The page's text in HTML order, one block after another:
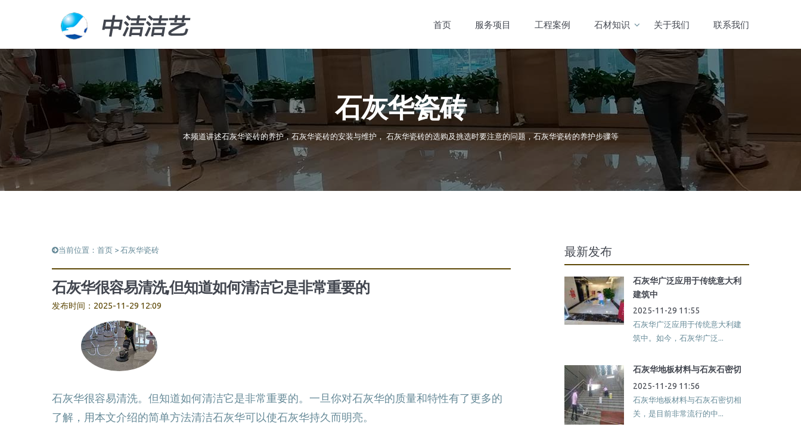
首页 服务项目 工程案例 石材知识 关于我们 联系我们
石灰华瓷砖
本频道讲述石灰华瓷砖的养护，石灰华瓷砖的安装与维护， 石灰华瓷砖的选购及挑选时要注意的问题，石灰华瓷砖的养护步骤等
当前位置： 首页 > 石灰华瓷砖
石灰华很容易清洗,但知道如何清洁它是非常重要的
发布时间：2025-11-29 12:09
石灰华很容易清洗。但知道如何清洁它是非常重要的。一旦你对石灰华的质量和特性有了更多的
了解，用本文介绍的简单方法清洁石灰华可以使石灰华持久而明亮。
最新发布
石灰华广泛应用于传统意大利
建筑中
2025-11-29 11:55
石灰华广泛应用于传统意大利建
筑中。如今，石灰华广泛...
石灰华地板材料与石灰石密切
2025-11-29 11:56
石灰华地板材料与石灰石密切相
关，是目前非常流行的中...